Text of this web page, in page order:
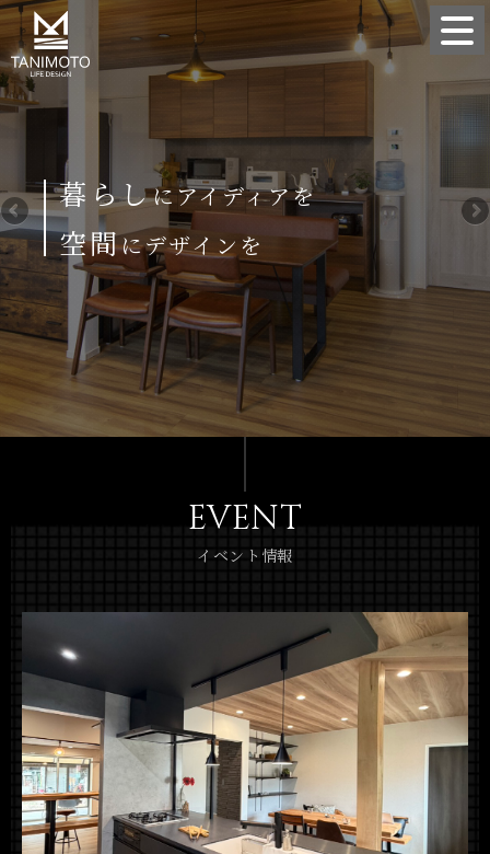
暮らしにアイディアを
空間にデザインを
EVENT
イベント情報